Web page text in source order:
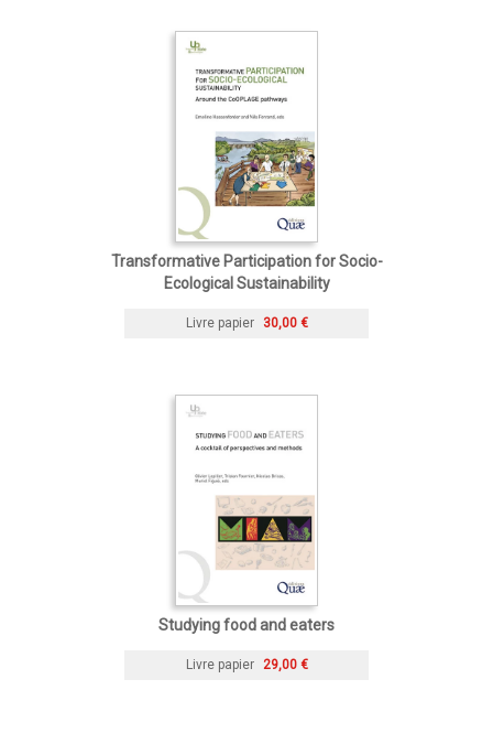
Transformative Participation for Socio-
Ecological Sustainability
Livre papier 30,00 €
Studying food and eaters
Livre papier 29,00 €